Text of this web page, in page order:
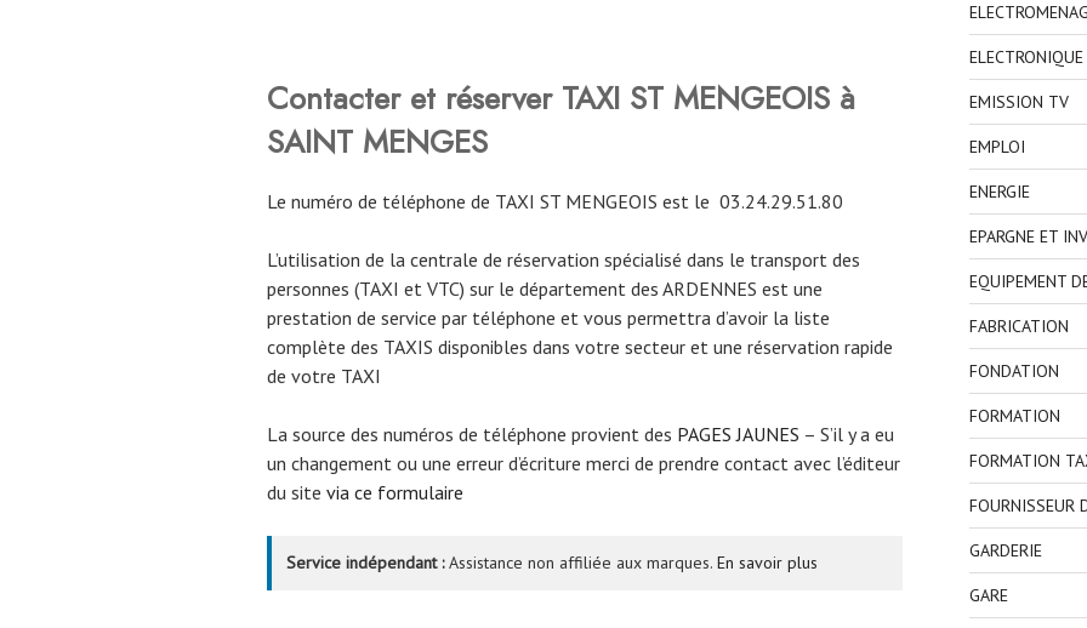
Contacter et réserver TAXI ST MENGEOIS à
SAINT MENGES
Le numéro de téléphone de TAXI ST MENGEOIS est le 03.24.29.51.80
L’utilisation de la centrale de réservation spécialisé dans le transport des
personnes (TAXI et VTC) sur le département des ARDENNES est une
prestation de service par téléphone et vous permettra d’avoir la liste
complète des TAXIS disponibles dans votre secteur et une réservation rapide
de votre TAXI
La source des numéros de téléphone provient des PAGES JAUNES – S’il y a eu
un changement ou une erreur d’écriture merci de prendre contact avec l’éditeur
du site via ce formulaire
Service indépendant :Assistance non affiliée aux marques. En savoir plus
EMISSION TV
EMPLOI
ENERGIE
EPARGNE ET
EQUIPEMENT
FABRICATION
FONDATION
FORMATION
FORMATION
FOURNISSEUR
GARDERIE
GARE